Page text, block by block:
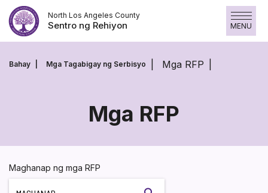
Laktawan
ang
nilalaman
North Los Angeles County
Sentro ng Rehiyon MENU
Bahay Mga Tagabigay ng Serbisyo Mga RFP
Mga RFP
Mga
RFP
Maghanap ng mga RFP